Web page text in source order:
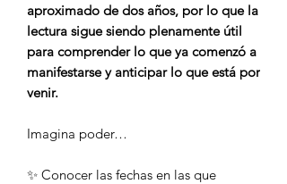
aproximado de dos años, por lo que la
lectura sigue siendo plenamente útil
para comprender lo que ya comenzó a
manifestarse y anticipar lo que está por
venir.
Imagina poder…
✨ Conocer las fechas en las que